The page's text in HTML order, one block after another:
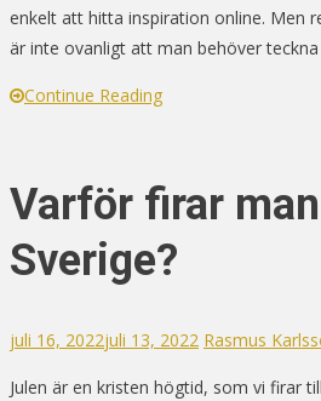
enkelt att hitta inspiration online. Men
är inte ovanligt att man behöver
Continue Reading
Varför firar
Sverige?
juli 16, 2022juli 13, 2022 Rasmus
Julen är en kristen högtid, som vi firar